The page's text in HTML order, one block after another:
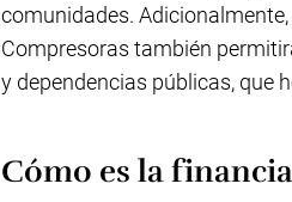
comunidades.
Compresoras también
y dependencias públicas, que
Cómo es la